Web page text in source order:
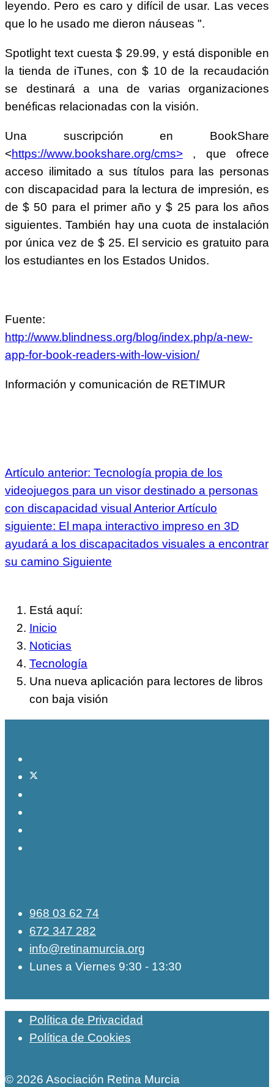
leyendo. Pero es caro y difícil de usar. Las veces
que lo he usado me dieron náuseas ".
Spotlight text cuesta $ 29.99, y está disponible en
la tienda de iTunes, con $ 10 de la recaudación
se destinará a una de varias organizaciones
benéficas relacionadas con la visión.
Una suscripción en BookShare
<https://www.bookshare.org/cms> , que ofrece
acceso ilimitado a sus títulos para las personas
con discapacidad para la lectura de impresión, es
de $ 50 para el primer año y $ 25 para los años
siguientes. También hay una cuota de instalación
por única vez de $ 25. El servicio es gratuito para
los estudiantes en los Estados Unidos.
Fuente:
http://www.blindness.org/blog/index.php/a-new-
app-for-book-readers-with-low-vision/
Información y comunicación de RETIMUR
Artículo anterior: Tecnología propia de los
videojuegos para un visor destinado a personas
con discapacidad visual AnteriorArtículo
siguiente: El mapa interactivo impreso en 3D
ayudará a los discapacitados visuales a encontrar
su camino Siguiente
Está aquí:
Inicio
Noticias
Tecnología
Una nueva aplicación para lectores de libros
con baja visión
968 03 62 74
672 347 282
info@retinamurcia.org
Lunes a Viernes 9:30 - 13:30
Política de Privacidad
Política de Cookies
© 2026 Asociación Retina Murcia